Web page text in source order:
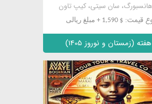
سان سیتی، کیپ تاون
قیمت: $ 1,590 + مبلغ ریالی
(زمستان و نوروز 1405)